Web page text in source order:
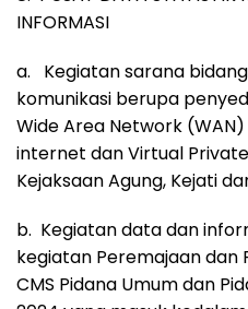
INFORMASI
a. Kegiatan sarana
komunikasi berupa
Wide Area Network
internet dan Virtual
Kejaksaan Agung, Kejati
b. Kegiatan data dan
kegiatan Peremajaan dan
CMS Pidana Umum dan